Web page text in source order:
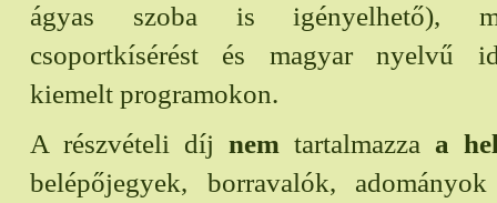
ágyas szoba is igényelhető),
csoportkísérést és magyar nyelvű
kiemelt programokon.
A részvételi díj nem tartalmazza a
belépőjegyek, borravalók,